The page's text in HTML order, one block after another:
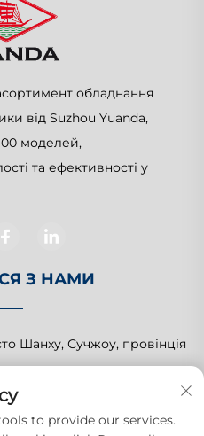
обладнання
від Suzhou Yuanda,
моделей,
та ефективності у
З НАМИ
Шанху, Сучжоу, провінція
to provide our services.